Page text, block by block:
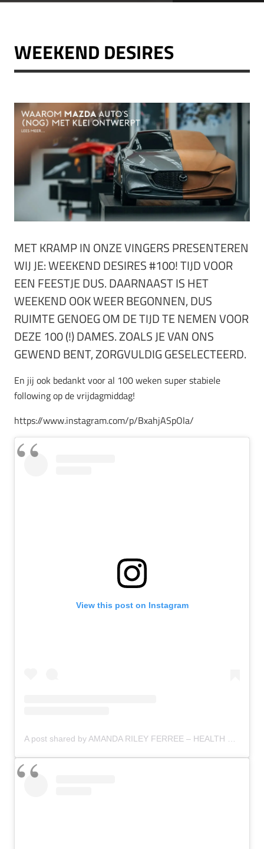
WEEKEND DESIRES
MET KRAMP IN ONZE VINGERS PRESENTEREN
WIJ JE: WEEKEND DESIRES #100! TIJD VOOR
EEN FEESTJE DUS. DAARNAAST IS HET
WEEKEND OOK WEER BEGONNEN, DUS
RUIMTE GENOEG OM DE TIJD TE NEMEN VOOR
DEZE 100 (!) DAMES. ZOALS JE VAN ONS
GEWEND BENT, ZORGVULDIG GESELECTEERD.
En jij ook bedankt voor al 100 weken super stabiele
following op de vrijdagmiddag!
https://www.instagram.com/p/BxahjASpOla/
View this post on Instagram